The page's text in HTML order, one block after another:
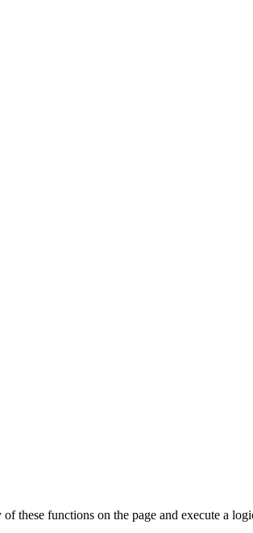
these functions on the page and execute a